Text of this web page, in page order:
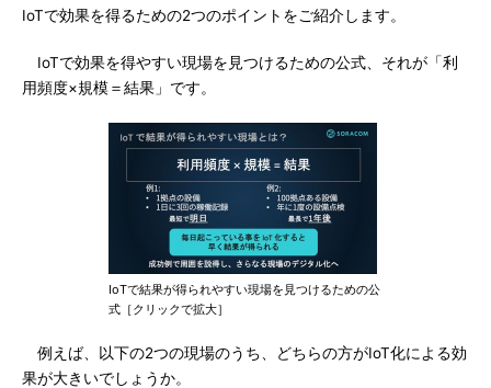
IoTで効果を得るための2つのポイントをご紹介します。
IoTで効果を得やすい現場を見つけるための公式、それが「利
用頻度×規模＝結果」です。
IoTで結果が得られやすい現場を見つけるための公
式［クリックで拡大］
例えば、以下の2つの現場のうち、どちらの方がIoT化による効
果が大きいでしょうか。